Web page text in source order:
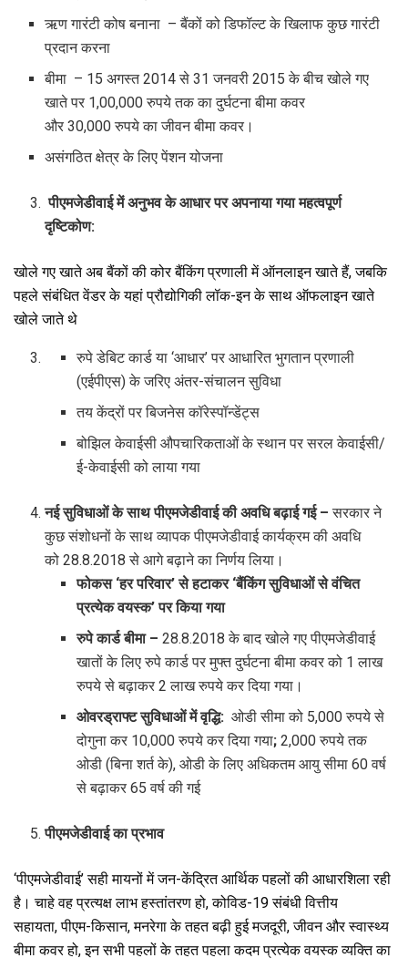
ऋण गारंटी कोष बनाना – बैंकों को डिफॉल्ट के खिलाफ कुछ गारंटी
प्रदान करना
बीमा – 15 अगस्त 2014 से 31 जनवरी 2015 के बीच खोले गए
खाते पर 1,00,000 रुपये तक का दुर्घटना बीमा कवर
और 30,000 रुपये का जीवन बीमा कवर।
असंगठित क्षेत्र के लिए पेंशन योजना
पीएमजेडीवाई में अनुभव के आधार पर अपनाया गया महत्वपूर्ण
दृष्टिकोण:
खोले गए खाते अब बैंकों की कोर बैंकिंग प्रणाली में ऑनलाइन खाते हैं, जबकि
पहले संबंधित वेंडर के यहां प्रौद्योगिकी लॉक-इन के साथ ऑफलाइन खाते
खोले जाते थे
रुपे डेबिट कार्ड या ‘आधार’ पर आधारित भुगतान प्रणाली
(एईपीएस) के जरिए अंतर-संचालन सुविधा
तय केंद्रों पर बिजनेस कॉरेस्पॉन्डेंट्स
बोझिल केवाईसी औपचारिकताओं के स्थान पर सरल केवाईसी/
ई-केवाईसी को लाया गया
नई सुविधाओं के साथ पीएमजेडीवाई की अवधि बढ़ाई गई–सरकार ने
कुछ संशोधनों के साथ व्यापक पीएमजेडीवाई कार्यक्रम की अवधि
को 28.8.2018 से आगे बढ़ाने का निर्णय लिया।
फोकस ‘हर परिवार’ से हटाकर ‘बैंकिंग सुविधाओं से वंचित
प्रत्येक वयस्क’पर किया गया
रुपे कार्ड बीमा – 28.8.2018 के बाद खोले गए पीएमजेडीवाई
खातों के लिए रुपे कार्ड पर मुफ्त दुर्घटना बीमा कवर को 1 लाख
रुपये से बढ़ाकर 2 लाख रुपये कर दिया गया।
ओवरड्राफ्ट सुविधाओं में वृद्धि: ओडी सीमा को 5,000 रुपये से
दोगुना कर 10,000 रुपये कर दिया गया; 2,000 रुपये तक
ओडी (बिना शर्त के), ओडी के लिए अधिकतम आयु सीमा 60 वर्ष
से बढ़ाकर 65 वर्ष की गई
पीएमजेडीवाई का प्रभाव
‘पीएमजेडीवाई’ सही मायनों में जन-केंद्रित आर्थिक पहलों की आधारशिला रही
है। चाहे वह प्रत्यक्ष लाभ हस्तांतरण हो, कोविड-19 संबंधी वित्तीय
सहायता, पीएम-किसान, मनरेगा के तहत बढ़ी हुई मजदूरी, जीवन और स्वास्थ्य
बीमा कवर हो, इन सभी पहलों के तहत पहला कदम प्रत्येक वयस्क व्‍यक्ति‍ का